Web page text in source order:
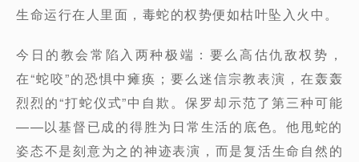
生命运行在人里面，毒蛇的权势便如枯叶坠入火中。
今日的教会常陷入两种极端：要么高估仇敌权势，
在“蛇咬”的恐惧中瘫痪；要么迷信宗教表演，在轰轰
烈烈的“打蛇仪式”中自欺。保罗却示范了第三种可能
——以基督已成的得胜为日常生活的底色。他甩蛇的
姿态不是刻意为之的神迹表演，而是复活生命自然的